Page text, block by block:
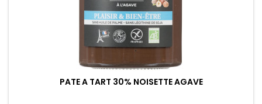
PATE A TART 30% NOISETTE AGAVE